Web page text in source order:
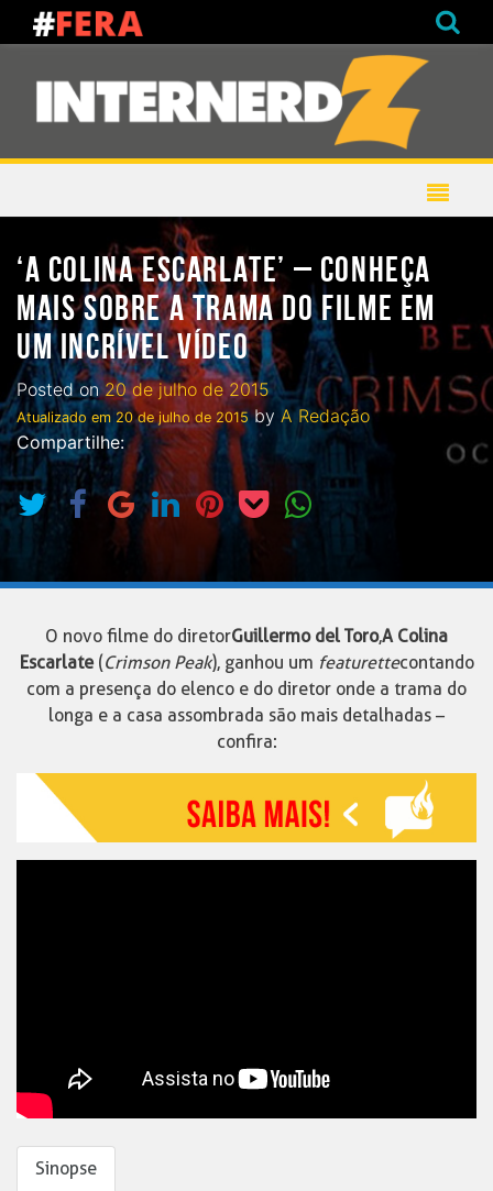
‘A COLINA ESCARLATE’ – CONHEÇA
MAIS SOBRE A TRAMA DO FILME EM
UM INCRÍVEL VÍDEO
Posted on20 de julho de 2015
Atualizado em 20 de julho de 2015by A Redação
Compartilhe:
O novo filme do diretorGuillermo del Toro,A Colina
Escarlate(Crimson Peak), ganhou um featurettecontando
com a presença do elenco e do diretor onde a trama do
longa e a casa assombrada são mais detalhadas –
confira:
Sinopse